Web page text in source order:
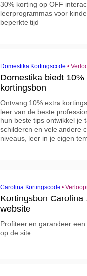
30% korting op OFF
leerprogrammas voor
beperkte tijd
Domestika Kortingscode •
Domestika biedt
kortingsbon
Ontvang 10% extra
leer van de beste
hun beste tips ontwikkel je
schilderen en vele andere
niveaus, leer in je eigen
Carolina Kortingscode •
Kortingsbon Carolina
website
Profiteer en garandeer
op de site